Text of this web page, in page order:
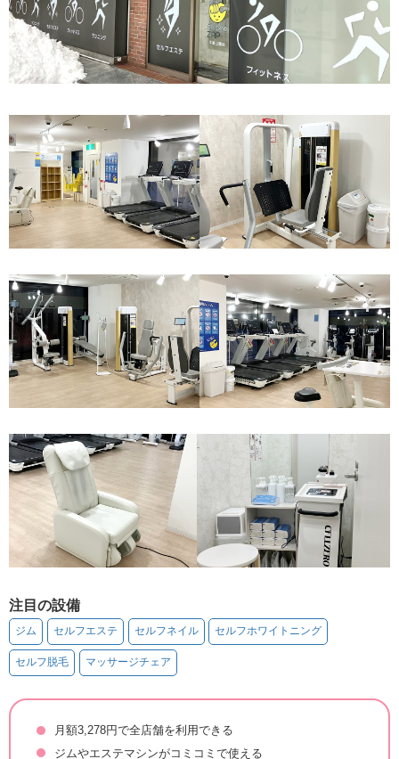
注目の設備
ジム セルフエステ セルフネイル セルフホワイトニング
セルフ脱毛 マッサージチェア
月額3,278円で全店舗を利用できる
ジムやエステマシンがコミコミで使える